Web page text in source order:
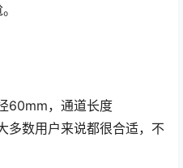
60mm，通道长度
多数用户来说都很合适，不